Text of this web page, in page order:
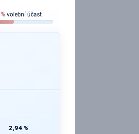
% volební účast
2,94 %